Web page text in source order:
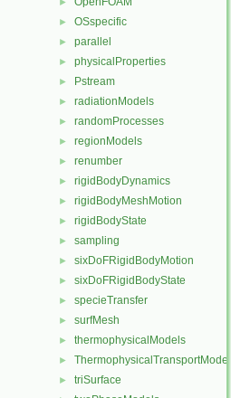
► OSspecific
► parallel
► physicalProperties
► Pstream
► radiationModels
► randomProcesses
► regionModels
► renumber
► rigidBodyDynamics
► rigidBodyMeshMotion
► rigidBodyState
► sampling
► sixDoFRigidBodyMotion
► sixDoFRigidBodyState
► specieTransfer
► surfMesh
► thermophysicalModels
► ThermophysicalTransportModels
► triSurface